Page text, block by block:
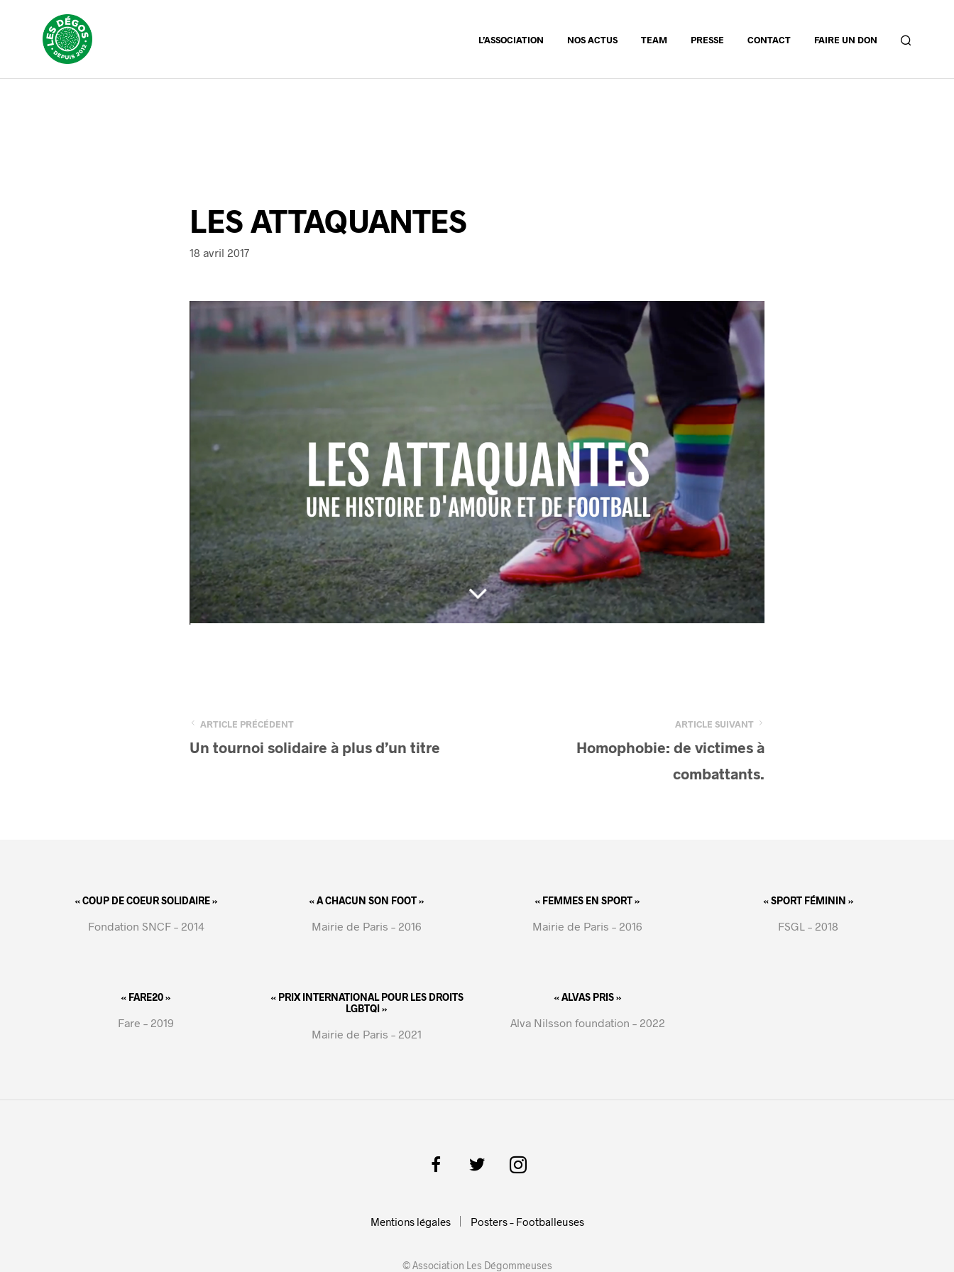
L’ASSOCIATION NOS ACTUS TEAM PRESSE CONTACT FAIRE UN DON
LES ATTAQUANTES
18 avril 2017
ARTICLE PRÉCÉDENT
Un tournoi solidaire à plus d’un titre
ARTICLE SUIVANT
Homophobie: de victimes à
combattants.
« COUP DE COEUR SOLIDAIRE »
Fondation SNCF – 2014
« A CHACUN SON FOOT »
Mairie de Paris – 2016
« FEMMES EN SPORT »
Mairie de Paris – 2016
« SPORT FÉMININ »
FSGL – 2018
« FARE20 »
Fare – 2019
« PRIX INTERNATIONAL POUR LES DROITS
LGBTQI »
Mairie de Paris – 2021
« ALVAS PRIS »
Alva Nilsson foundation – 2022
Mentions légales Posters – Footballeuses
© Association Les Dégommeuses